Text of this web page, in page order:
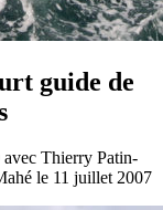
guide de
Thierry Patin-
le 11 juillet 2007